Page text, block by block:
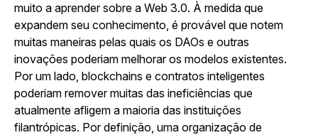
muito a aprender sobre a Web 3.0. À medida que
expandem seu conhecimento, é provável que notem
muitas maneiras pelas quais os DAOs e outras
inovações poderiam melhorar os modelos existentes.
Por um lado, blockchains e contratos inteligentes
poderiam remover muitas das ineficiências que
atualmente afligem a maioria das instituições
filantrópicas. Por definição, uma organização de